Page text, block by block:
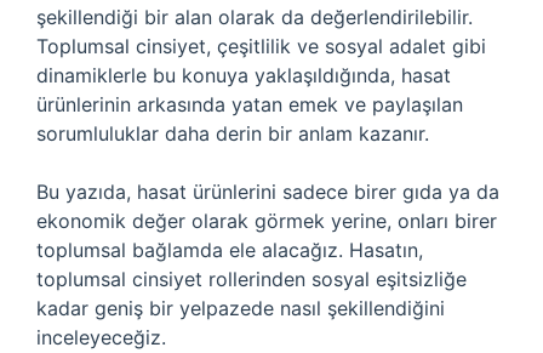
şekillendiği bir alan olarak da değerlendirilebilir.
Toplumsal cinsiyet, çeşitlilik ve sosyal adalet gibi
dinamiklerle bu konuya yaklaşıldığında, hasat
ürünlerinin arkasında yatan emek ve paylaşılan
sorumluluklar daha derin bir anlam kazanır.
Bu yazıda, hasat ürünlerini sadece birer gıda ya da
ekonomik değer olarak görmek yerine, onları birer
toplumsal bağlamda ele alacağız. Hasatın,
toplumsal cinsiyet rollerinden sosyal eşitsizliğe
kadar geniş bir yelpazede nasıl şekillendiğini
inceleyeceğiz.